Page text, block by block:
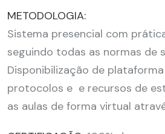
METODOLOGIA:
Sistema presencial com
seguindo todas as normas de
Disponibilização de
protocolos e e recursos de
as aulas de forma virtual